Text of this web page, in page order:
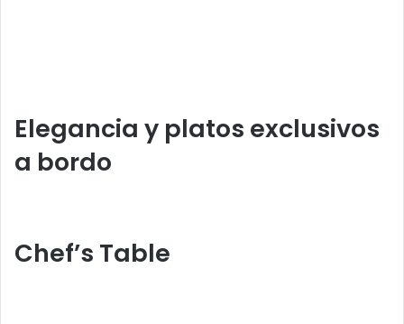
Elegancia y platos exclusivos
a bordo
Chef’s Table